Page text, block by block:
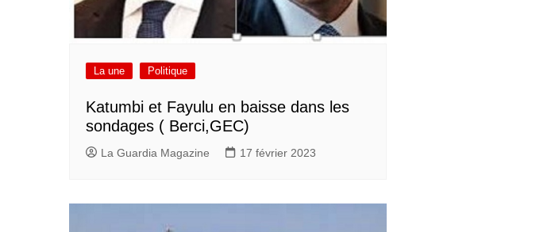
La une Politique
Katumbi et Fayulu en baisse dans les
sondages ( Berci,GEC)
La Guardia Magazine 17 février 2023